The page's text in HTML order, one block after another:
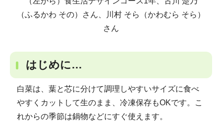
（ふるかわ その）さん、川村 そら（かわむら そら）
さん
はじめに…
白菜は、葉と芯に分けて調理しやすいサイズに食べ
やすくカットして生のまま、冷凍保存もOKです。こ
れからの季節は鍋物などにすぐ使えます。